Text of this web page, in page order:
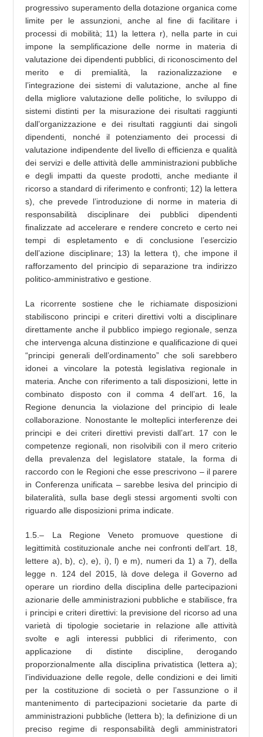
progressivo superamento della dotazione organica come
limite per le assunzioni, anche al fine di facilitare i
processi di mobilità; 11) la lettera r), nella parte in cui
impone la semplificazione delle norme in materia di
valutazione dei dipendenti pubblici, di riconoscimento del
merito e di premialità, la razionalizzazione e
l’integrazione dei sistemi di valutazione, anche al fine
della migliore valutazione delle politiche, lo sviluppo di
sistemi distinti per la misurazione dei risultati raggiunti
dall’organizzazione e dei risultati raggiunti dai singoli
dipendenti, nonché il potenziamento dei processi di
valutazione indipendente del livello di efficienza e qualità
dei servizi e delle attività delle amministrazioni pubbliche
e degli impatti da queste prodotti, anche mediante il
ricorso a standard di riferimento e confronti; 12) la lettera
s), che prevede l’introduzione di norme in materia di
responsabilità disciplinare dei pubblici dipendenti
finalizzate ad accelerare e rendere concreto e certo nei
tempi di espletamento e di conclusione l’esercizio
dell’azione disciplinare; 13) la lettera t), che impone il
rafforzamento del principio di separazione tra indirizzo
politico-amministrativo e gestione.
La ricorrente sostiene che le richiamate disposizioni
stabiliscono principi e criteri direttivi volti a disciplinare
direttamente anche il pubblico impiego regionale, senza
che intervenga alcuna distinzione e qualificazione di quei
“principi generali dell’ordinamento” che soli sarebbero
idonei a vincolare la potestà legislativa regionale in
materia. Anche con riferimento a tali disposizioni, lette in
combinato disposto con il comma 4 dell’art. 16, la
Regione denuncia la violazione del principio di leale
collaborazione. Nonostante le molteplici interferenze dei
principi e dei criteri direttivi previsti dall’art. 17 con le
competenze regionali, non risolvibili con il mero criterio
della prevalenza del legislatore statale, la forma di
raccordo con le Regioni che esse prescrivono – il parere
in Conferenza unificata – sarebbe lesiva del principio di
bilateralità, sulla base degli stessi argomenti svolti con
riguardo alle disposizioni prima indicate.
1.5.– La Regione Veneto promuove questione di
legittimità costituzionale anche nei confronti dell’art. 18,
lettere a), b), c), e), i), l) e m), numeri da 1) a 7), della
legge n. 124 del 2015, là dove delega il Governo ad
operare un riordino della disciplina delle partecipazioni
azionarie delle amministrazioni pubbliche e stabilisce, fra
i principi e criteri direttivi: la previsione del ricorso ad una
varietà di tipologie societarie in relazione alle attività
svolte e agli interessi pubblici di riferimento, con
applicazione di distinte discipline, derogando
proporzionalmente alla disciplina privatistica (lettera a);
l’individuazione delle regole, delle condizioni e dei limiti
per la costituzione di società o per l’assunzione o il
mantenimento di partecipazioni societarie da parte di
amministrazioni pubbliche (lettera b); la definizione di un
preciso regime di responsabilità degli amministratori